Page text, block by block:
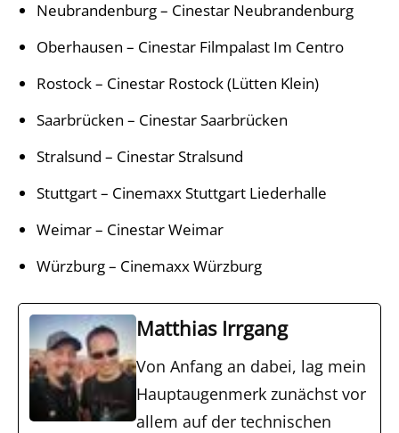
Neubrandenburg– Cinestar Neubrandenburg
Oberhausen – Cinestar Filmpalast Im Centro
Rostock– Cinestar Rostock (Lütten Klein)
Saarbrücken – CinestarSaarbrücken
Stralsund – CinestarStralsund
Stuttgart– CinemaxxStuttgart Liederhalle
Weimar– CinestarWeimar
Würzburg– CinemaxxWürzburg
Matthias Irrgang
Von Anfang an dabei, lag mein
Hauptaugenmerk zunächst vor
allem auf der technischen